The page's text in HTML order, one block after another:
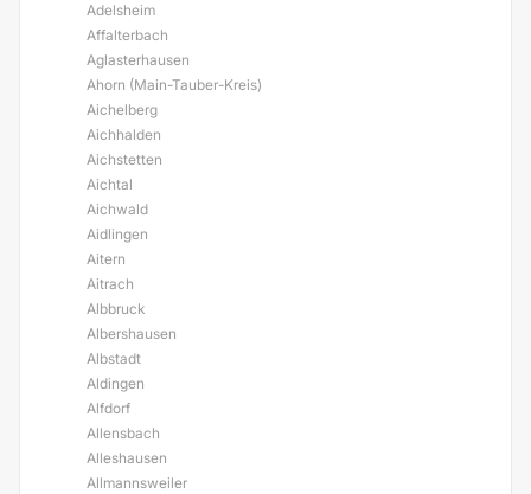
Adelsheim
Affalterbach
Aglasterhausen
Ahorn (Main-Tauber-Kreis)
Aichelberg
Aichhalden
Aichstetten
Aichtal
Aichwald
Aidlingen
Aitern
Aitrach
Albbruck
Albershausen
Albstadt
Aldingen
Alfdorf
Allensbach
Alleshausen
Allmannsweiler